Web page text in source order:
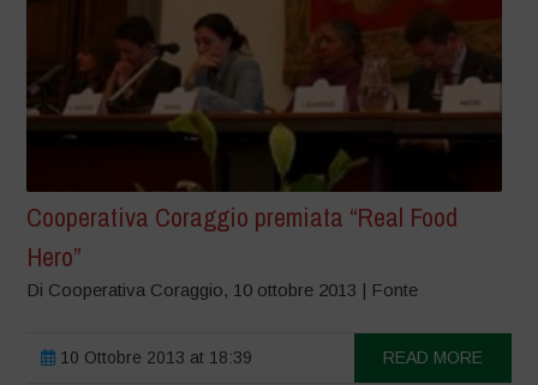
Cooperativa Coraggio premiata “Real Food
Hero”
Di Cooperativa Coraggio, 10 ottobre 2013 | Fonte
10 Ottobre 2013 at 18:39 READ MORE